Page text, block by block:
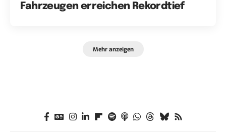
Fahrzeugen erreichen Rekordtief
Mehr anzeigen